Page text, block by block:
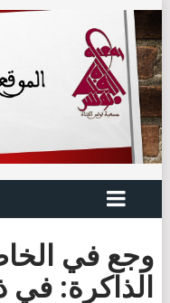
وجع في